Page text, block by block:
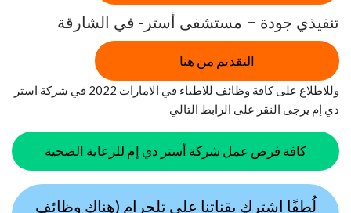
تنفيذي جودة – مستشفى أستر- في الشارقة
التقديم من هنا
وللاطلاع على كافة وظائف للاطباء في الامارات 2022 في شركة استر
دي إم يرجى النقر على الرابط التالي
كافة فرص عمل شركة أستر دي إم للرعاية الصحية
لُطفًا اشترك بقناتنا على تلجرام (هناك وظائف